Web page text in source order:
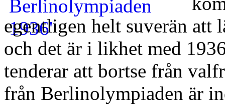
egentligen helt suverän att
och det är i likhet med
tenderar att bortse från
från Berlinolympiaden är